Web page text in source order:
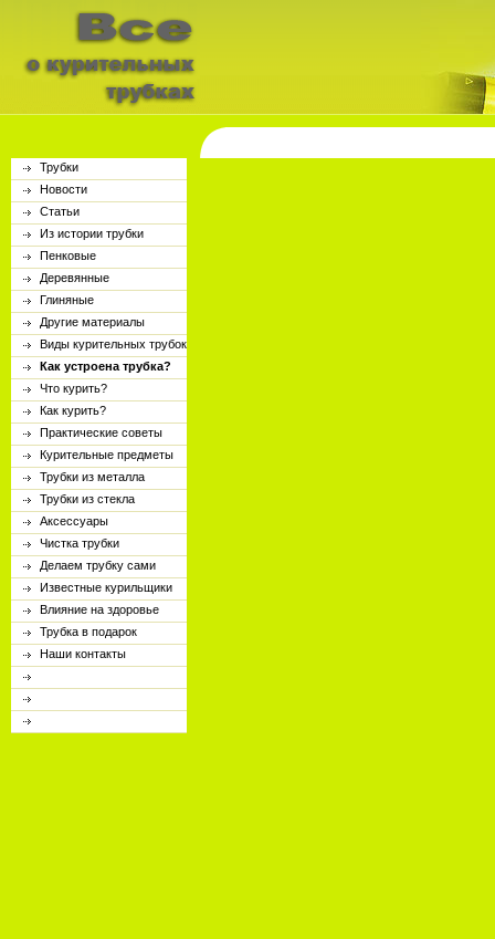
Трубки
Новости
Статьи
Из истории трубки
Пенковые
Деревянные
Глиняные
Другие материалы
Виды курительных трубок
Как устроена трубка?
Что курить?
Как курить?
Практические советы
Курительные предметы
Трубки из металла
Трубки из стекла
Аксессуары
Чистка трубки
Делаем трубку сами
Известные курильщики
Влияние на здоровье
Трубка в подарок
Наши контакты